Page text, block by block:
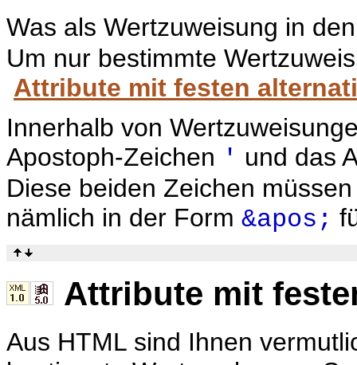
Was als Wertzuweisung in
Um nur bestimmte
Attribute mit festen
Innerhalb von
Apostoph-Zeichen ' und das
Diese beiden Zeichen
nämlich in der Form &apos;
Attribute mit
Aus HTML sind Ihnen